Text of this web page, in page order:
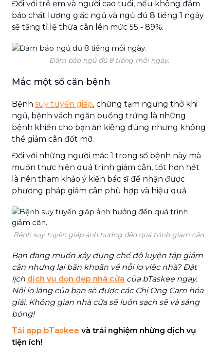
Đối với trẻ em và người cao tuổi, nếu không đảm
bảo chất lượng giấc ngủ và ngủ đủ 8 tiếng 1 ngày
sẽ tăng tỉ lệ thừa cân lên mức 55 - 89%.
Đảm bảo ngủ đủ 8 tiếng mỗi ngày.
Mắc một số căn bệnh
Bệnh suy tuyến giáp, chứng tạm ngưng thở khi
ngủ, bệnh vách ngăn buồng trứng là những
bệnh khiến cho bạn ăn kiêng đúng nhưng không
thể giảm cân đốt mỡ.
Đối với những người mắc 1 trong số bệnh này mà
muốn thực hiện quá trình giảm cân, tốt hơn hết
là nên tham khảo ý kiến bác sĩ để nhận được
phương pháp giảm cân phù hợp và hiệu quả.
Bệnh suy tuyến giáp ảnh hưởng đến quá trình giảm cân.
Bạn đang muốn xây dựng chế độ luyện tập giảm
cân nhưng lại băn khoăn về nỗi lo việc nhà? Đặt
lịch dịch vụ dọn dẹp nhà cửa của bTaskee ngay.
Nỗi lo lắng của bạn sẽ được các Chị Ong Cam hóa
giải. Không gian nhà cửa sẽ luôn sạch sẽ và sáng
bóng!
Tải app bTaskee và trải nghiệm những dịch vụ
tiện ích!